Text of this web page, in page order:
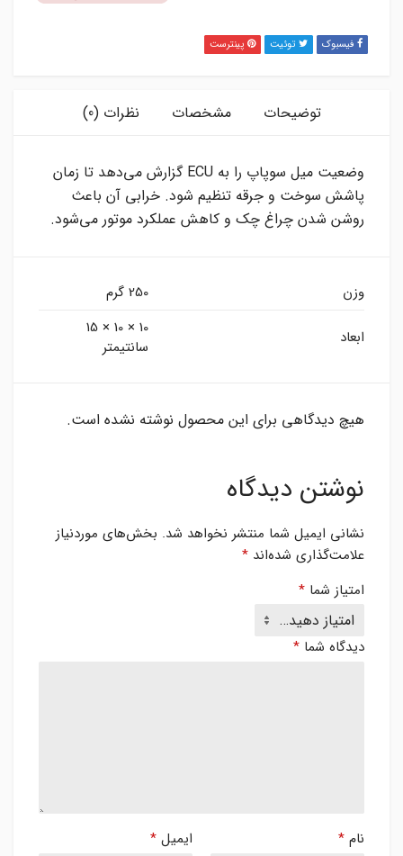
فیسبوک توئیت پینترست
توضیحات مشخصات نظرات (0)
وضعیت میل سوپاپ را به ECU گزارش می‌دهد تا زمان
پاشش سوخت و جرقه تنظیم شود. خرابی آن باعث
روشن شدن چراغ چک و کاهش عملکرد موتور می‌شود.
وزن 250 گرم
ابعاد
10 × 10 × 15
سانتیمتر
هیچ دیدگاهی برای این محصول نوشته نشده است.
نوشتن دیدگاه
نشانی ایمیل شما منتشر نخواهد شد. بخش‌های موردنیاز
علامت‌گذاری شده‌اند *
امتیاز شما *
دیدگاه شما *
نام * ایمیل *